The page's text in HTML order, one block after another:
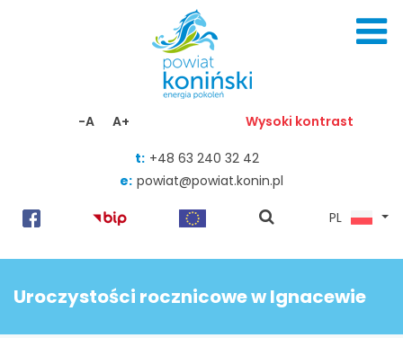
-A A+ Wysoki kontrast
t: +48 63 240 32 42
e: powiat@powiat.konin.pl
pokaż
PL
Uroczystości rocznicowe w Ignacewie